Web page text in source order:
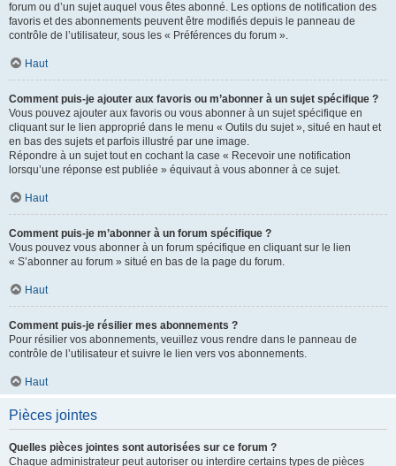
forum ou d’un sujet auquel vous êtes abonné. Les options de notification des
favoris et des abonnements peuvent être modifiés depuis le panneau de
contrôle de l’utilisateur, sous les « Préférences du forum ».
Haut
Comment puis-je ajouter aux favoris ou m’abonner à un sujet spécifique ?
Vous pouvez ajouter aux favoris ou vous abonner à un sujet spécifique en
cliquant sur le lien approprié dans le menu « Outils du sujet », situé en haut et
en bas des sujets et parfois illustré par une image.
Répondre à un sujet tout en cochant la case « Recevoir une notification
lorsqu’une réponse est publiée » équivaut à vous abonner à ce sujet.
Haut
Comment puis-je m’abonner à un forum spécifique ?
Vous pouvez vous abonner à un forum spécifique en cliquant sur le lien
« S’abonner au forum » situé en bas de la page du forum.
Haut
Comment puis-je résilier mes abonnements ?
Pour résilier vos abonnements, veuillez vous rendre dans le panneau de
contrôle de l’utilisateur et suivre le lien vers vos abonnements.
Haut
Pièces jointes
Quelles pièces jointes sont autorisées sur ce forum ?
Chaque administrateur peut autoriser ou interdire certains types de pièces